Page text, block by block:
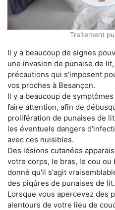
Traitement
Il y a beaucoup de signes
une invasion de punaise de
précautions qui s'imposent
vos proches à Besançon.
Il y a beaucoup de
faire attention, afin de
prolifération de punaises de
les éventuels dangers
avec ces nuisibles.
Des lésions cutanées
votre corps, le bras, le cou
donné qu'il s'agit
des piqûres de punaises de lit.
Lorsque vous apercevez des
alentours de votre lieu de